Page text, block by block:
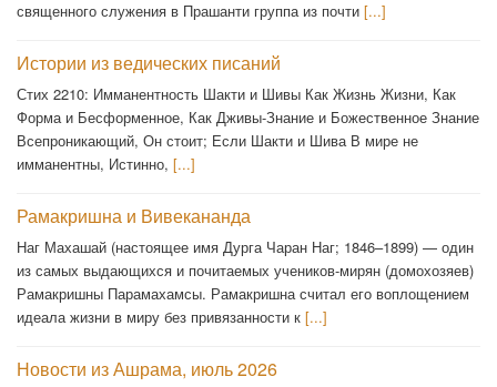
священного служения в Прашанти группа из почти [...]
Истории из ведических писаний
Стих 2210: Имманентность Шакти и Шивы Как Жизнь Жизни, Как
Форма и Бесформенное, Как Дживы-Знание и Божественное Знание
Всепроникающий, Он стоит; Если Шакти и Шива В мире не
имманентны, Истинно, [...]
Рамакришна и Вивекананда
Наг Махашай (настоящее имя Дурга Чаран Наг; 1846–1899) — один
из самых выдающихся и почитаемых учеников-мирян (домохозяев)
Рамакришны Парамахамсы. Рамакришна считал его воплощением
идеала жизни в миру без привязанности к [...]
Новости из Ашрама, июль 2026